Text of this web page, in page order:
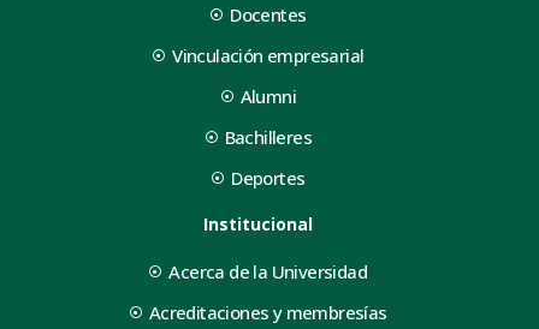
Docentes
Vinculación empresarial
Alumni
Bachilleres
Deportes
Institucional
Acerca de la Universidad
Acreditaciones y membresías